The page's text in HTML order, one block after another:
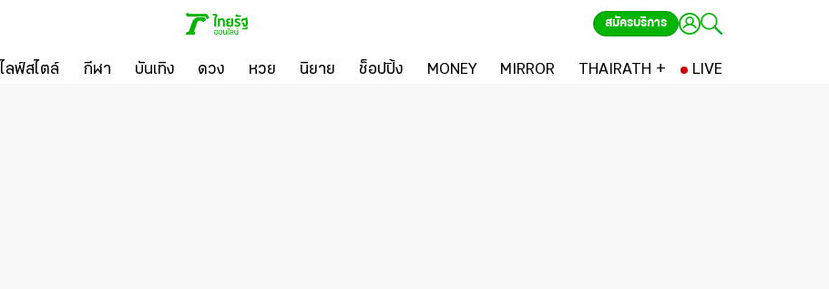
สมัครบริการ
ไลฟ์สไตล์ กีฬา บันเทิง ดวง หวย นิยาย ช็อปปิ้ง MONEY MIRROR THAIRATH + LIVE